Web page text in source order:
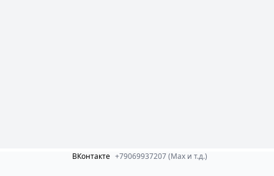
ВКонтакте +79069937207 (Max и т.д.)